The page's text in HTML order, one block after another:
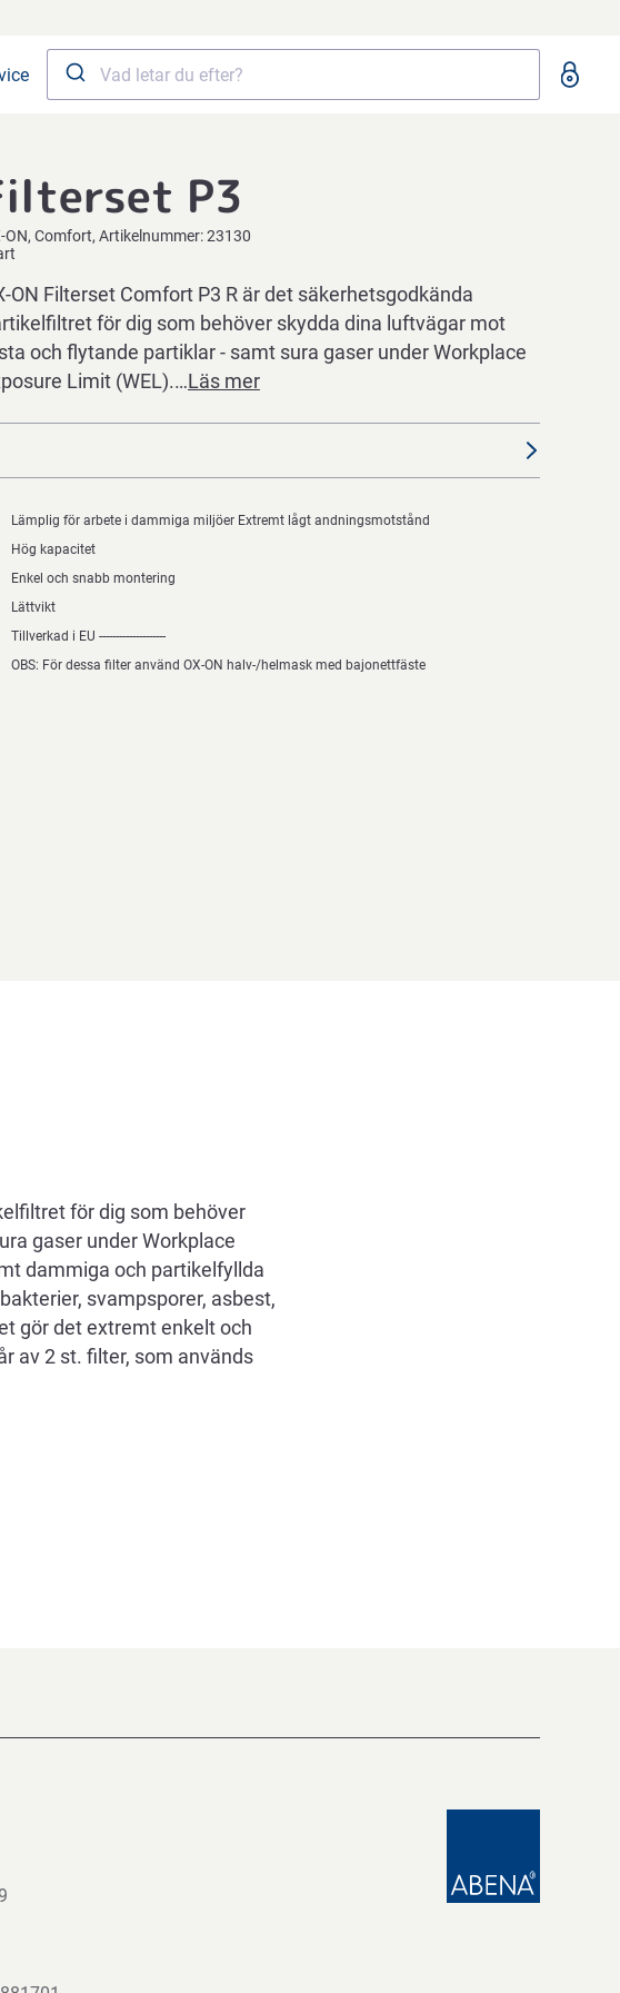
P3
ON Comfort Artikelnummer:23130
ON Filterset Comfort P3 R är det säkerhetsgodkända
för dig som behöver skydda dina luftvägar mot
och flytande partiklar - samt sura gaser under Workplace
Limit (WEL).…Läs mer
Lämplig för arbete i dammiga miljöer Extremt lågt andningsmotstånd
Hög kapacitet
Enkel och snabb montering
Lättvikt
Tillverkad i EU --------------------
OBS: För dessa filter använd OX-ON halv-/helmask med bajonettfäste
för dig som behöver
gaser under Workplace
dammiga och partikelfyllda
svampsporer, asbest,
gör det extremt enkelt och
av 2 st. filter, som används